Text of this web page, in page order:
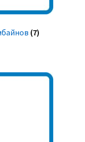
(7)